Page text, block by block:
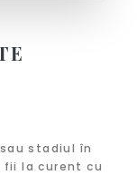
stadiul în
fii la curent cu